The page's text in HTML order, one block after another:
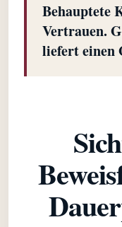
Behauptete
Vertrauen.
liefert einen